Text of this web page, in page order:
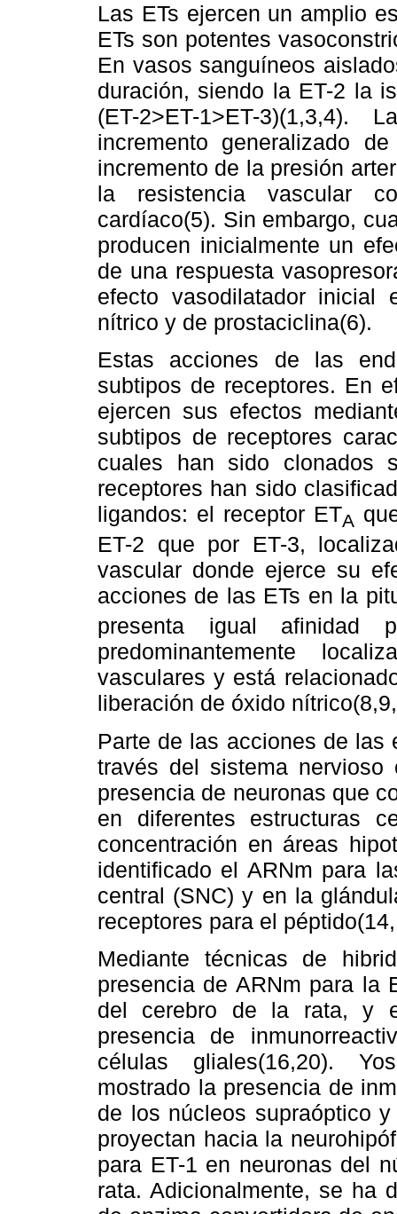
Las ETs ejercen un amplio
ETs son potentes
En vasos sanguíneos
duración, siendo la ET-2 la
(ET-2>ET-1>ET-
incremento generalizado
incremento de la presión
la resistencia vascular
cardíaco(5). Sin embargo,
producen inicialmente un
de una respuesta
efecto vasodilatador inicial
nítrico y de prostaciclina(6).
Estas acciones de las
subtipos de receptores. En
ejercen sus efectos
subtipos de receptores
cuales han sido clonados
receptores han sido
ligandos: el receptor ETA
ET-2 que por ET-3,
vascular donde ejerce su
acciones de las ETs en la
presenta igual afinidad
predominantemente
vasculares y está
liberación de óxido
Parte de las acciones de las
través del sistema
presencia de neuronas que
en diferentes estructuras
concentración en áreas
identificado el ARNm para
central (SNC) y en la
receptores para el
Mediante técnicas de
presencia de ARNm para la
del cerebro de la rata, y
presencia de
células gliales(16,20).
mostrado la presencia de
de los núcleos supraóptico
proyectan hacia la
para ET-1 en neuronas del
rata. Adicionalmente, se ha